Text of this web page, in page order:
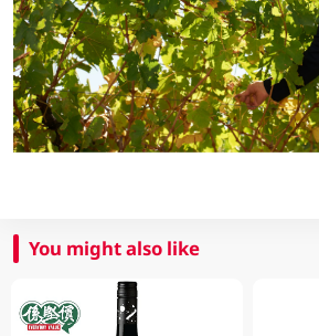
You might also like